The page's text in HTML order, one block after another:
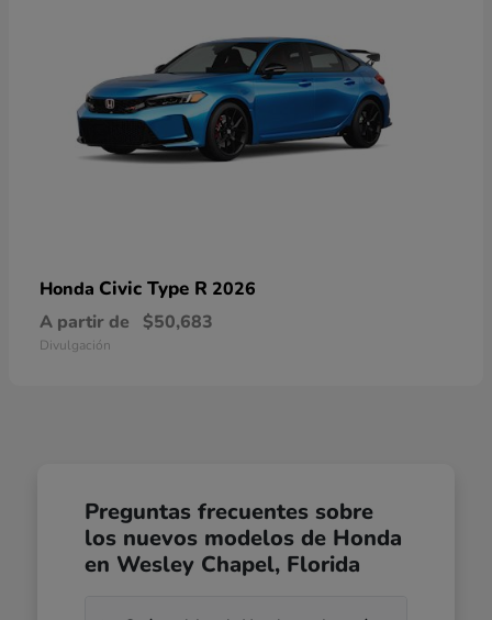
Honda Civic Type R 2026
A partir de
$50,683
Divulgación
Preguntas frecuentes sobre
los nuevos modelos de Honda
en Wesley Chapel, Florida